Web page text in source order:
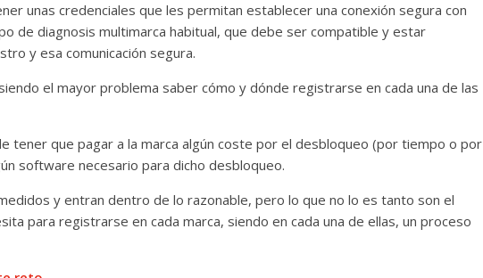
unas credenciales que les permitan establecer una conexión segura con
de diagnosis multimarca habitual, que debe ser compatible y estar
y esa comunicación segura.
el mayor problema saber cómo y dónde registrarse en cada una de las
tener que pagar a la marca algún coste por el desbloqueo (por tiempo o por
software necesario para dicho desbloqueo.
y entran dentro de lo razonable, pero lo que no lo es tanto son el
para registrarse en cada marca, siendo en cada una de ellas, un proceso